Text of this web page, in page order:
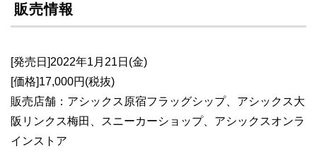
販売情報
[発売日]2022年1月21日(金)
[価格]17,000円(税抜)
販売店舗：アシックス原宿フラッグシップ、アシックス大
阪リンクス梅田、スニーカーショップ、アシックスオンラ
インストア